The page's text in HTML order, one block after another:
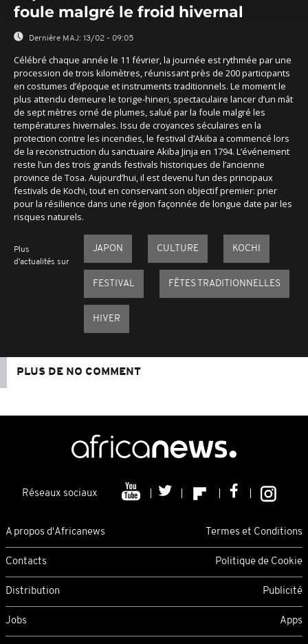
seconds
foule malgré le froid hivernal
Dernière MAJ: 13/02 - 09:05
Célébré chaque année le 11 février, la journée est rythmée par une
procession de trois kilomètres, réunissant près de 200 participants
en costumes d’époque et instruments traditionnels. Le moment le
plus attendu demeure le torige-hineri, spectaculaire lancer d’un mât
de sept mètres orné de plumes, salué par la foule malgré les
températures hivernales. Issu de croyances séculaires en la
protection contre les incendies, le festival d’Akiba a commencé lors
de la reconstruction du sanctuaire Akiba Jinja en 1794. L’événement
reste l’un des trois grands festivals historiques de l’ancienne
province de Tosa. Aujourd’hui, il est devenu l’un des principaux
festivals de Kochi, tout en conservant son objectif premier: prier
pour la résilience dans une région façonnée de longue date par les
risques naturels.
Plus
d'actualités sur
JAPON CULTURE KOCHI
FESTIVAL FÊTES TRADITIONNELLES
HIVER
PLUS DE NO COMMENT
Réseaux sociaux
A propos d'Africanews Termes et Conditions
Contacts Politique de Cookie
Distribution Publicité
Jobs Apps